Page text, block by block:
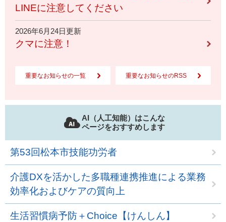
LINEに注意してください
2026年6月24日更新
クマに注意！
重要なお知らせの一覧 重要なお知らせのRSS
AI（人工知能）はこんな
ページをおすすめします
第53回松本市技能功労者
介護DXを活かした多職種連携推進による業務
効率化およびケアの質向上
生活習慣病予防＋Choice【けんしん】